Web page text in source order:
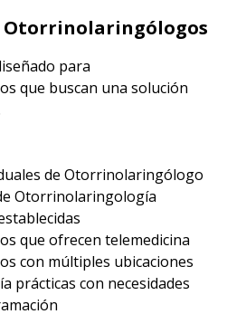
Otorrinolaringólogos
para
que buscan una solución
de Otorrinolaringólogo
Otorrinolaringología
que ofrecen telemedicina
con múltiples ubicaciones
prácticas con necesidades